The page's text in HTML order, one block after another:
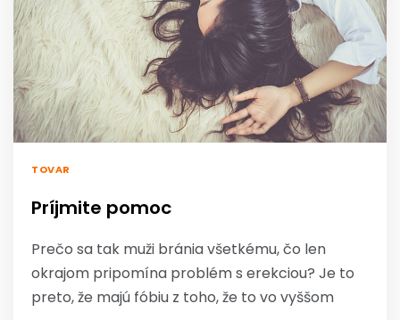
TOVAR
Príjmite pomoc
Prečo sa tak muži bránia všetkému, čo len
okrajom pripomína problém s erekciou? Je to
preto, že majú fóbiu z toho, že to vo vyššom